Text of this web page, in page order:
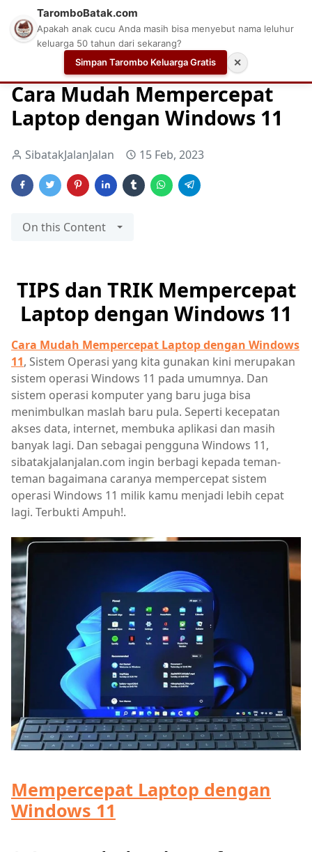
Cara Mudah Mempercepat Laptop dengan Windows
Cara Mudah Mempercepat
Laptop dengan Windows 11
SibatakJalanJalan 15 Feb, 2023
On this Content
TIPS dan TRIK Mempercepat
Laptop dengan Windows 11
Cara Mudah Mempercepat Laptop dengan Windows
11, Sistem Operasi yang kita gunakan kini merupakan
sistem operasi Windows 11 pada umumnya. Dan
sistem operasi komputer yang baru juga bisa
menimbulkan maslah baru pula. Seperti kecepatan
akses data, internet, membuka aplikasi dan masih
banyak lagi. Dan sebagai pengguna Windows 11,
sibatakjalanjalan.com ingin berbagi kepada teman-
teman bagaimana caranya mempercepat sistem
operasi Windows 11 milik kamu menjadi lebih cepat
lagi. Terbukti Ampuh!.
Mempercepat Laptop dengan
Windows 11
TaromboBatak.com
Apakah anak cucu Anda masih bisa menyebut nama leluhur
keluarga 50 tahun dari sekarang?
Simpan Tarombo Keluarga Gratis
✕